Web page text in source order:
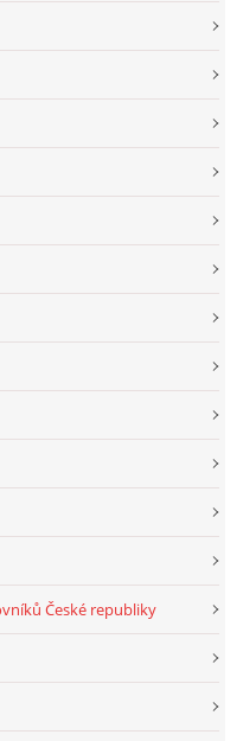
České republiky